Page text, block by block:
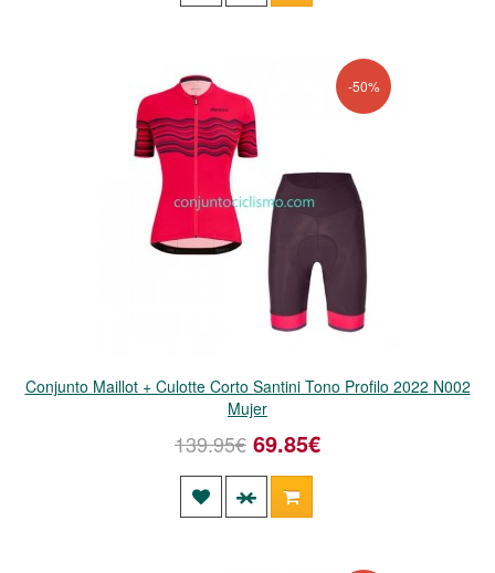
-50%
Conjunto Maillot + Culotte Corto Santini Tono Profilo 2022 N002
Mujer
139.95€ 69.85€